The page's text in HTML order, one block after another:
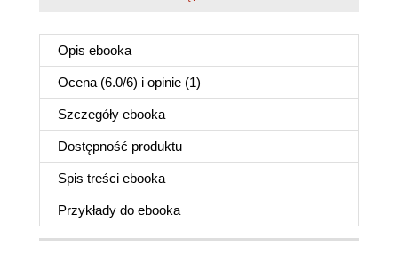
Opis ebooka
Ocena (6.0/6) i opinie (1)
Szczegóły ebooka
Dostępność produktu
Spis treści ebooka
Przykłady do ebooka